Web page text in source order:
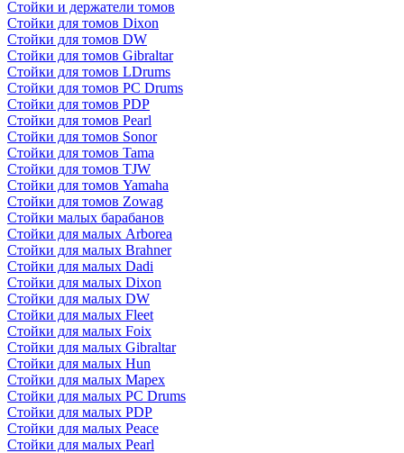
Стойки и держатели томов
Стойки для томов Dixon
Стойки для томов DW
Стойки для томов Gibraltar
Стойки для томов LDrums
Стойки для томов PC Drums
Стойки для томов PDP
Стойки для томов Pearl
Стойки для томов Sonor
Стойки для томов Tama
Стойки для томов TJW
Стойки для томов Yamaha
Стойки для томов Zowag
Стойки малых барабанов
Стойки для малых Arborea
Стойки для малых Brahner
Стойки для малых Dadi
Стойки для малых Dixon
Стойки для малых DW
Стойки для малых Fleet
Стойки для малых Foix
Стойки для малых Gibraltar
Стойки для малых Hun
Стойки для малых Mapex
Стойки для малых PC Drums
Стойки для малых PDP
Стойки для малых Peace
Стойки для малых Pearl